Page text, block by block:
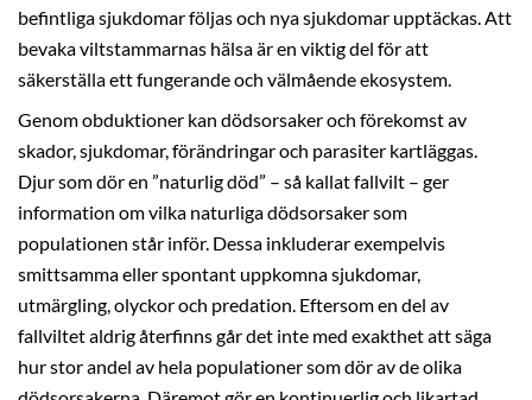
befintliga sjukdomar följas och nya sjukdomar upptäckas. Att
bevaka viltstammarnas hälsa är en viktig del för att
säkerställa ett fungerande och välmående ekosystem.
Genom obduktioner kan dödsorsaker och förekomst av
skador, sjukdomar, förändringar och parasiter kartläggas.
Djur som dör en ”naturlig död” – så kallat fallvilt – ger
information om vilka naturliga dödsorsaker som
populationen står inför. Dessa inkluderar exempelvis
smittsamma eller spontant uppkomna sjukdomar,
utmärgling, olyckor och predation. Eftersom en del av
fallviltet aldrig återfinns går det inte med exakthet att säga
hur stor andel av hela populationer som dör av de olika